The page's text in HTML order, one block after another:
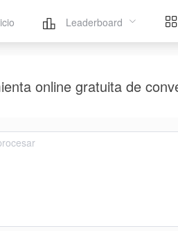
Leaderboard
online gratuita de